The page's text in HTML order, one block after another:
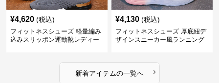
¥4,620 (税込)
フィットネスシューズ 軽量編み
込みスリッポン運動靴レディー
¥4,130 (税込)
フィットネスシューズ 厚底紐デ
ザインスニーカー風ランニング
新着アイテムの一覧へ ›